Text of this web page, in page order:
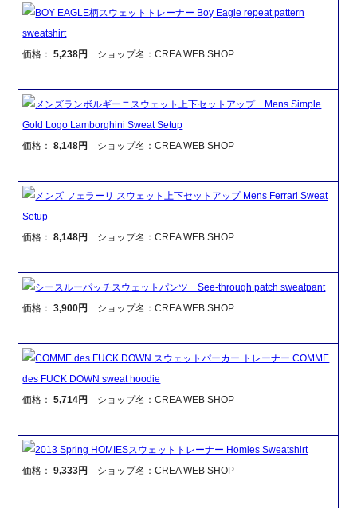
BOY EAGLE柄スウェットトレーナー Boy Eagle repeat pattern
sweatshirt
価格：5,238円 ショップ名：CREA WEB SHOP
メンズランボルギーニスウェット上下セットアップ Mens Simple
Gold Logo Lamborghini Sweat Setup
価格：8,148円 ショップ名：CREA WEB SHOP
メンズ フェラーリ スウェット上下セットアップ Mens Ferrari Sweat
Setup
価格：8,148円 ショップ名：CREA WEB SHOP
シースルーパッチスウェットパンツ See-through patch sweatpant
価格：3,900円 ショップ名：CREA WEB SHOP
COMME des FUCK DOWN スウェットパーカー トレーナー COMME
des FUCK DOWN sweat hoodie
価格：5,714円 ショップ名：CREA WEB SHOP
2013 Spring HOMIESスウェットトレーナー Homies Sweatshirt
価格：9,333円 ショップ名：CREA WEB SHOP